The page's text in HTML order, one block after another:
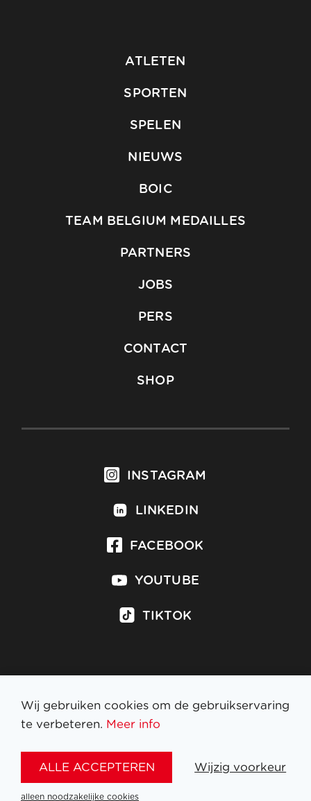
ATLETEN
SPORTEN
SPELEN
NIEUWS
BOIC
TEAM BELGIUM MEDAILLES
PARTNERS
JOBS
PERS
CONTACT
SHOP
INSTAGRAM
LINKEDIN
FACEBOOK
YOUTUBE
TIKTOK
Inschrijven op nieuwsbrief
Wij gebruiken cookies om de gebruikservaring
te verbeteren. Meer info
ALLE ACCEPTEREN Wijzig voorkeur
alleen noodzakelijke cookies